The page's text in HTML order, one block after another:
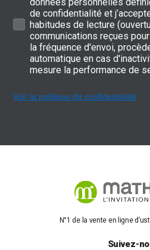
de confidentialité et
habitudes de lecture
communications reçues
la fréquence d'envoi,
automatique en cas
mesure la performance de
Voir la politique de confidentialité
N°1 de la vente en ligne
Suivez-